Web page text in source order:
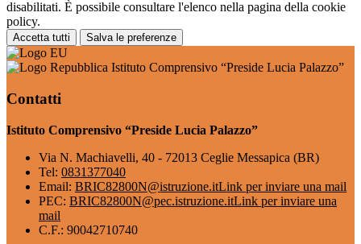
disabilitati. È possibile consultare l'elenco nella pagina della cookie
policy.
Accetta tutti Salva le preferenze
Istituto Comprensivo “Preside Lucia Palazzo”
Contatti
Istituto Comprensivo “Preside Lucia Palazzo”
Via N. Machiavelli, 40 - 72013 Ceglie Messapica (BR)
Tel: 0831377040
Email: BRIC82800N@istruzione.itLink per inviare una mail
PEC: BRIC82800N@pec.istruzione.itLink per inviare una
mail
C.F.: 90042710740